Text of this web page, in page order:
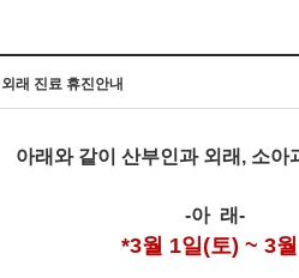
외래 진료 휴진안내
아래와 같이 산부인과 외래, 소아
-아 래-
*3월 1일(토) ~ 3